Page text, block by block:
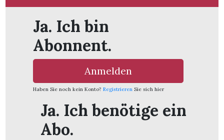
Bremgarten
Ja. Ich bin
Abonnent.
Anmelden
Haben Sie noch kein Konto? Registrieren Sie sich hier
Ja. Ich benötige ein
Abo.